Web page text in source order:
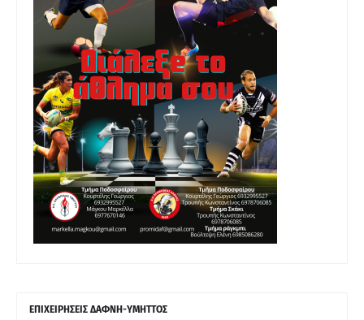
ΕΠΙΧΕΙΡΗΣΕΙΣ ΔΑΦΝΗ-ΥΜΗΤΤΟΣ